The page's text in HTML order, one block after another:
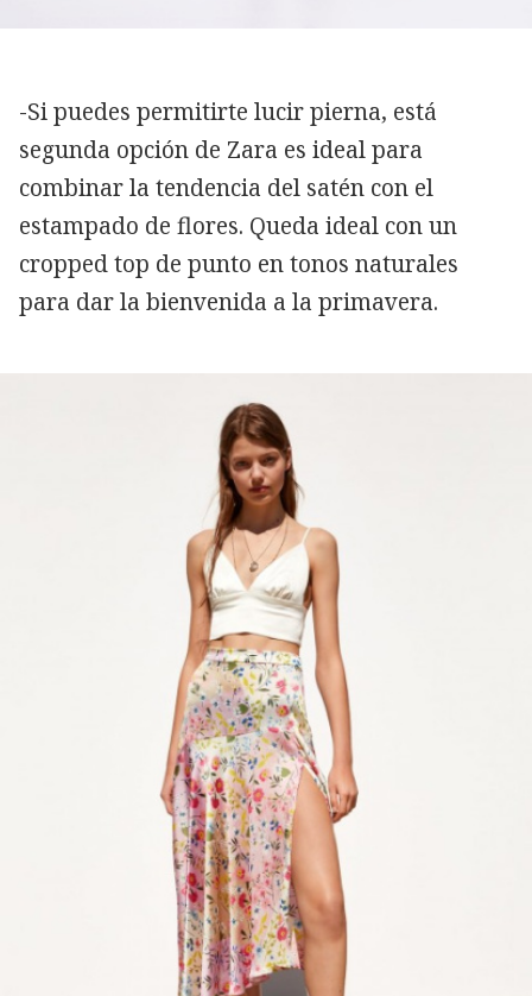
-Si puedes permitirte lucir pierna, está
segunda opción de Zara es ideal para
combinar la tendencia del satén con el
estampado de flores. Queda ideal con un
cropped top de punto en tonos naturales
para dar la bienvenida a la primavera.